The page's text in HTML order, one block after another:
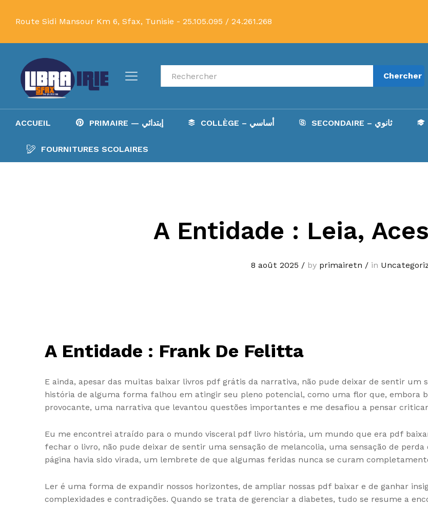
Route Sidi Mansour Km 6, Sfax, Tunisie - 25.105.095 / 24.261.268
Recherche Chercher
ACCUEIL PRIMAIRE — إبتدائي COLLÈGE – أساسي SECONDAIRE – ثانوي
FOURNITURES SCOLAIRES
A Entidade : Leia,
8 août 2025 /by primairetn /in
A Entidade : Frank De Felitta
E ainda, apesar das muitas baixar livros pdf grátis da narrativa, não pude deixar de sentir um
história de alguma forma falhou em atingir seu pleno potencial, como uma flor que, embora
provocante, uma narrativa que levantou questões importantes e me desafiou a pensar
Eu me encontrei atraído para o mundo visceral pdf livro história, um mundo que era pdf
fechar o livro, não pude deixar de sentir uma sensação de melancolia, uma sensação de
página havia sido virada, um lembrete de que algumas feridas nunca se curam
Ler é uma forma de expandir nossos horizontes, de ampliar nossas pdf baixar e de ganhar
complexidades e contradições. Quando se trata de gerenciar a diabetes, tudo se resume a